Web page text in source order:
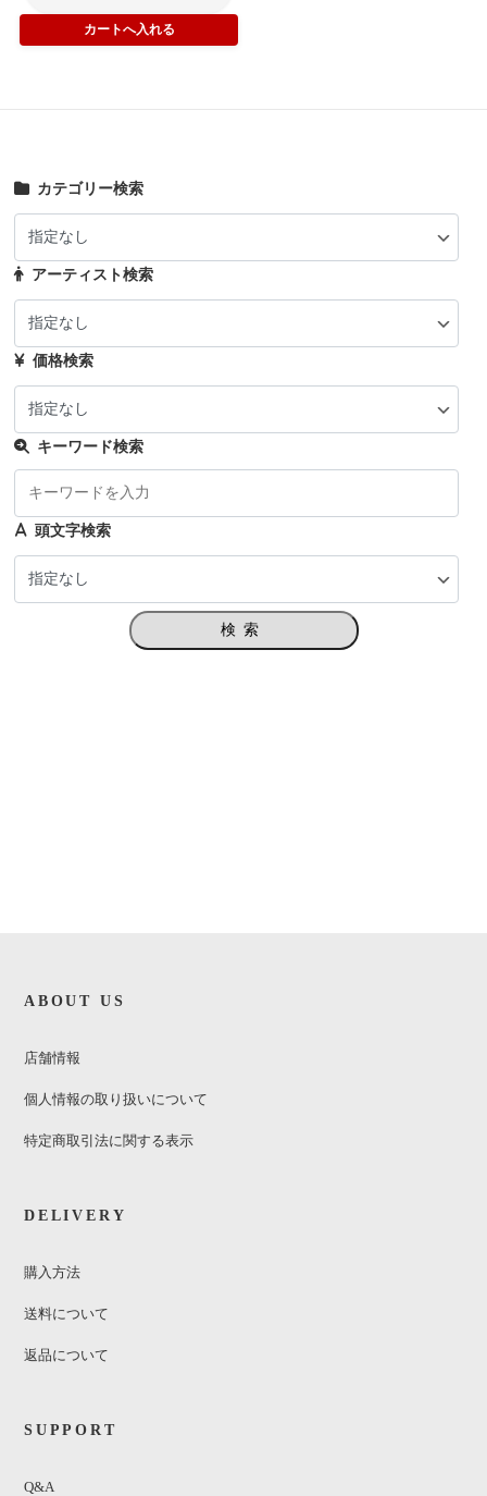
カテゴリー検索
アーティスト検索
価格検索
キーワード検索
頭文字検索
検索
ABOUT US
店舗情報
個人情報の取り扱いについて
特定商取引法に関する表示
DELIVERY
購入方法
送料について
返品について
SUPPORT
Q&A